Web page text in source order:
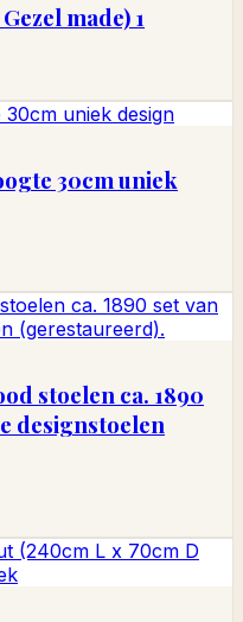
made) 1
30cm uniek
stoelen ca. 1890
designstoelen